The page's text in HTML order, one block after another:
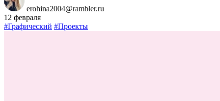
erohina2004@rambler.ru
12 февраля
#Графический #Проекты